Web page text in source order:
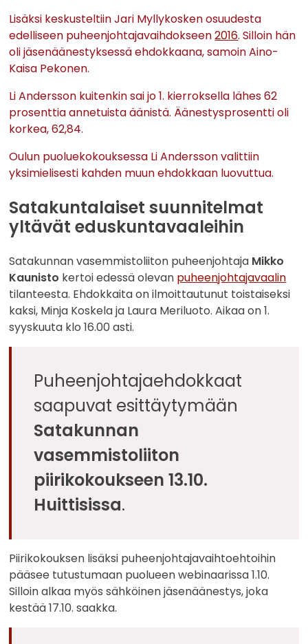
Lisäksi keskusteltiin Jari Myllykosken osuudesta
edelliseen puheenjohtajavaihdokseen2016. Silloin hän
oli jäsenäänestyksessä ehdokkaana, samoin Aino-
Kaisa Pekonen.
Li Andersson kuitenkin sai jo 1. kierroksella lähes 62
prosenttia annetuista äänistä. Äänestysprosentti oli
korkea, 62,84.
Oulun puoluekokouksessa Li Andersson valittiin
yksimielisesti kahden muun ehdokkaan luovuttua.
Satakuntalaiset suunnitelmat
yltävät eduskuntavaaleihin
Satakunnan vasemmistoliiton puheenjohtaja Mikko
Kaunisto kertoi edessä olevan puheenjohtajavaalin
tilanteesta. Ehdokkaita on ilmoittautunut toistaiseksi
kaksi, Minja Koskela ja Laura Meriluoto. Aikaa on 1.
syyskuuta klo 16.00 asti.
Puheenjohtajaehdokkaat
saapuvat esittäytymään
Satakunnan
vasemmistoliiton
piirikokoukseen 13.10.
Huittisissa.
Piirikokouksen lisäksi puheenjohtajavaihtoehtoihin
pääsee tutustumaan puolueen webinaarissa 1.10.
Silloin alkaa myös sähköinen jäsenäänestys, joka
kestää 17.10. saakka.